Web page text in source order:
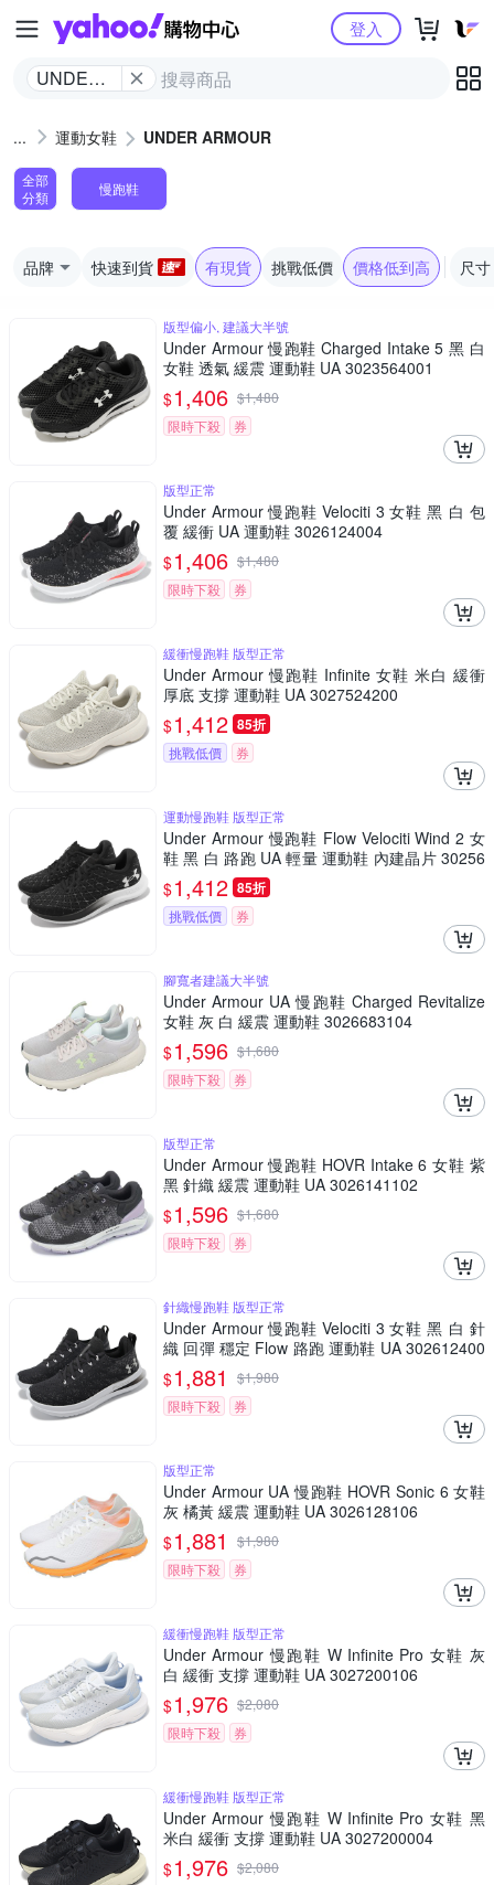
Yahoo購物中心
UNDER
登入
運動女鞋 UNDER ARMOUR
全部
分類
慢跑鞋
品牌 快速到貨 有現貨 挑戰低價 價格低到高 尺寸
版型偏小, 建議大半號
Under Armour 慢跑鞋 Charged Intake 5 黑 白
女鞋 透氣 緩震 運動鞋 UA 3023564001
$1,406 $1,480
限時下殺
券
版型正常
Under Armour 慢跑鞋 Velociti 3 女鞋 黑 白 包
覆 緩衝 UA 運動鞋 3026124004
$1,406 $1,480
限時下殺
券
緩衝慢跑鞋 版型正常
Under Armour 慢跑鞋 Infinite 女鞋 米白 緩衝
厚底 支撐 運動鞋 UA 3027524200
$1,412 85折
挑戰低價 券
運動慢跑鞋 版型正常
Under Armour 慢跑鞋 Flow Velociti Wind 2 女
鞋 黑 白 路跑 UA 輕量 運動鞋 內建晶片 30256
62003
$1,412 85折
挑戰低價 券
腳寬者建議大半號
Under Armour UA 慢跑鞋 Charged Revitalize
女鞋 灰 白 緩震 運動鞋 3026683104
$1,596 $1,680
限時下殺
券
版型正常
Under Armour 慢跑鞋 HOVR Intake 6 女鞋 紫
黑 針織 緩震 運動鞋 UA 3026141102
$1,596 $1,680
限時下殺
券
針織慢跑鞋 版型正常
Under Armour 慢跑鞋 Velociti 3 女鞋 黑 白 針
織 回彈 穩定 Flow 路跑 運動鞋 UA 302612400
2
$1,881 $1,980
限時下殺
券
版型正常
Under Armour UA 慢跑鞋 HOVR Sonic 6 女鞋
灰 橘黃 緩震 運動鞋 UA 3026128106
$1,881 $1,980
限時下殺
券
緩衝慢跑鞋 版型正常
Under Armour 慢跑鞋 W Infinite Pro 女鞋 灰
白 緩衝 支撐 運動鞋 UA 3027200106
$1,976 $2,080
限時下殺
券
緩衝慢跑鞋 版型正常
Under Armour 慢跑鞋 W Infinite Pro 女鞋 黑
米白 緩衝 支撐 運動鞋 UA 3027200004
$1,976 $2,080